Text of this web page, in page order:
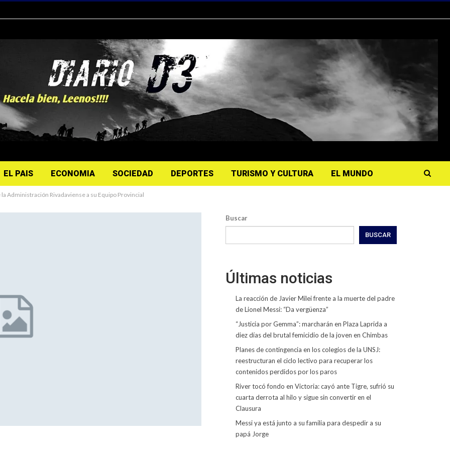
EL PAIS ECONOMIA SOCIEDAD DEPORTES TURISMO Y CULTURA EL MUNDO
Administración Rivadaviense a su Equipo Provincial
Buscar
BUSCAR
Últimas noticias
La reacción de Javier Milei frente a la muerte del padre
de Lionel Messi: “Da vergüenza”
“Justicia por Gemma”: marcharán en Plaza Laprida a
diez días del brutal femicidio de la joven en Chimbas
Planes de contingencia en los colegios de la UNSJ:
reestructuran el ciclo lectivo para recuperar los
contenidos perdidos por los paros
River tocó fondo en Victoria: cayó ante Tigre, sufrió su
cuarta derrota al hilo y sigue sin convertir en el
Clausura
Messi ya está junto a su familia para despedir a su
papá Jorge